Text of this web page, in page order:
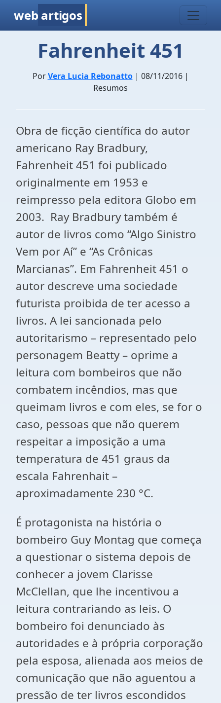
web artigos
Fahrenheit 451
PorVera Lucia Rebonatto| 08/11/2016 |
Resumos
Obra de ficção científica do autor
americano Ray Bradbury,
Fahrenheit 451 foi publicado
originalmente em 1953 e
reimpresso pela editora Globo em
2003. Ray Bradbury também é
autor de livros como “Algo Sinistro
Vem por Aí” e “As Crônicas
Marcianas”. Em Fahrenheit 451 o
autor descreve uma sociedade
futurista proibida de ter acesso a
livros. A lei sancionada pelo
autoritarismo – representado pelo
personagem Beatty – oprime a
leitura com bombeiros que não
combatem incêndios, mas que
queimam livros e com eles, se for o
caso, pessoas que não querem
respeitar a imposição a uma
temperatura de 451 graus da
escala Fahrenhait –
aproximadamente 230 °C.
É protagonista na história o
bombeiro Guy Montag que começa
a questionar o sistema depois de
conhecer a jovem Clarisse
McClellan, que lhe incentivou a
leitura contrariando as leis. O
bombeiro foi denunciado às
autoridades e à própria corporação
pela esposa, alienada aos meios de
comunicação que não aguentou a
pressão de ter livros escondidos